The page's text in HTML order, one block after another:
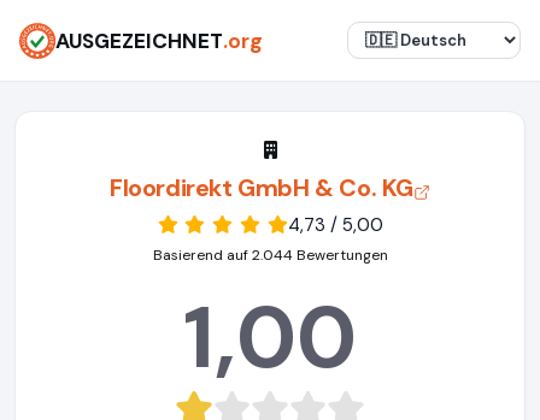
AUSGEZEICHNET.org
Floordirekt GmbH & Co. KG
4,73 / 5,00
Basierend auf 2.044 Bewertungen
1,00